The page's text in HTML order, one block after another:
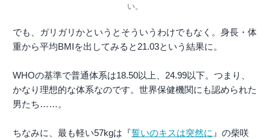
い。
でも、ガリガリかというとそういうわけでもなく。身長・体
重から平均BMIを出してみると21.03という結果に。
WHOの基準で普通体系は18.50以上、24.99以下。つまり、
かなり理想的な体系なのです。世界保健機関にも認められた
男たち……。
ちなみに、最も軽い57kgは『誓いのキスは突然に』の柴咲